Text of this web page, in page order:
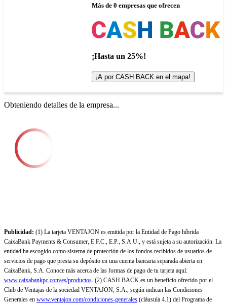
Más de 0 empresas que ofrecen
¡Hasta un 25%!
¡A por CASH BACK en el mapa!
Obteniendo detalles de la empresa...
Publicidad: (1) La tarjeta VENTAJON es emitida por la Entidad de Pago híbrida
CaixaBank Payments & Consumer, E.F.C., E.P., S.A.U., y está sujeta a su autorización. La
entidad ha escogido como sistema de protección de los fondos recibidos de usuarios de
servicios de pago que presta su depósito en una cuenta bancaria separada abierta en
CaixaBank, S.A. Conoce más acerca de las formas de pago de tu tarjeta aquí:
www.caixabankpc.com/es/productos. (2) CASH BACK es un beneficio ofrecido por el
Club de Ventajas de la sociedad VENTAJON, S.A., según indican las Condiciones
Generales en www.ventajon.com/condiciones-generales (cláusula 4.1) del Programa de